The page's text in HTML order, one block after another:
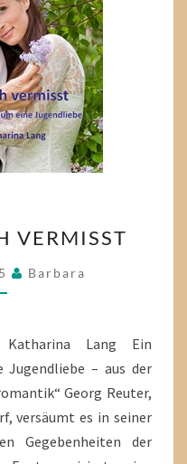
VERMISST
Barbara
Lang Ein
Jugendliebe – aus der
Georg Reuter,
versäumt es in seiner
Gegebenheiten der